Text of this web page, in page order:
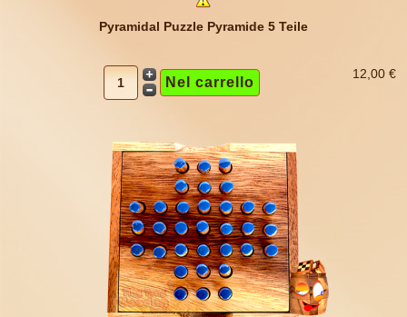
Pyramidal Puzzle Pyramide 5 Teile
12,00 €